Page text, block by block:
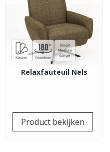
Relaxfauteuil Nels
Product bekijken